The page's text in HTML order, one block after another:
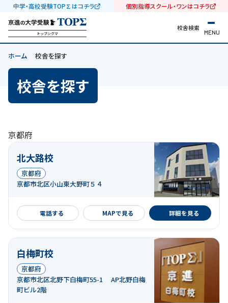
中学・高校受験TOP∑はコチラ 個別指導スクール・ワンはコチラ
トップシグマ
校舎検索
MENU
ホーム 校舎を探す
校舎を探す
京都府
北大路校
京都府
京都市北区小山東大野町５４
電話する MAPで見る
詳細を見る
詳細を見る
白梅町校
京都府
京都市北区北野下白梅町55-1 AP北野白梅
町ビル2階